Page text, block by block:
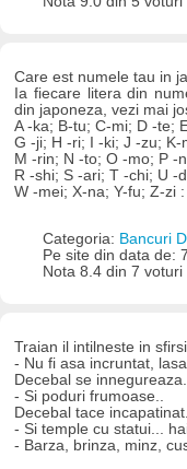
Care est numele tau in
Ia fiecare litera din
din japoneza, vezi mai
A -ka; B-tu; C-mi; D -te;
G -ji; H -ri; I -ki; J -zu; K-
M -rin; N -to; O -mo; P -
R -shi; S -ari; T -chi; U -
W -mei; X-na; Y-fu; Z-zi
Categoria: Bancuri
Pe site din data de:
Nota 8.4 din 7 voturi
Traian il intilneste in
- Nu fi asa incruntat,
Decebal se innegureaza.
- Si poduri frumoase..
Decebal tace incapatinat.
- Si temple cu statui...
- Barza, brinza, minz,